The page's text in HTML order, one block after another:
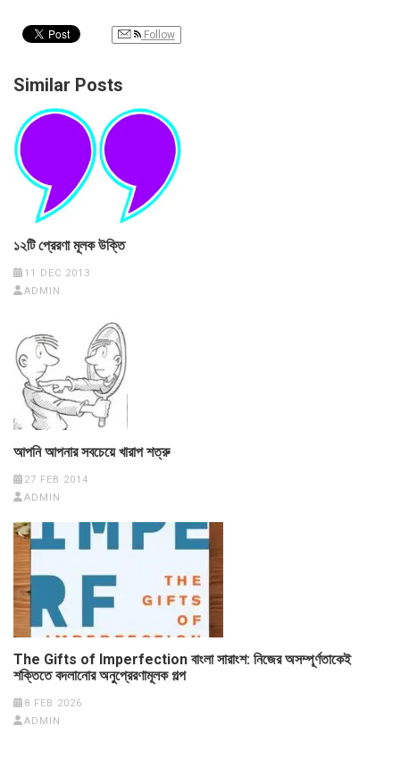
Follow
Similar Posts
১২টি প্রেরণা মূলক উক্তি
11 DEC 2013
ADMIN
আপনি আপনার সবচেয়ে খারাপ শত্রু
27 FEB 2014
ADMIN
The Gifts of Imperfection বাংলা সারাংশ: নিজের অসম্পূর্ণতাকেই
শক্তিতে বদলানোর অনুপ্রেরণামূলক গল্প
8 FEB 2026
ADMIN